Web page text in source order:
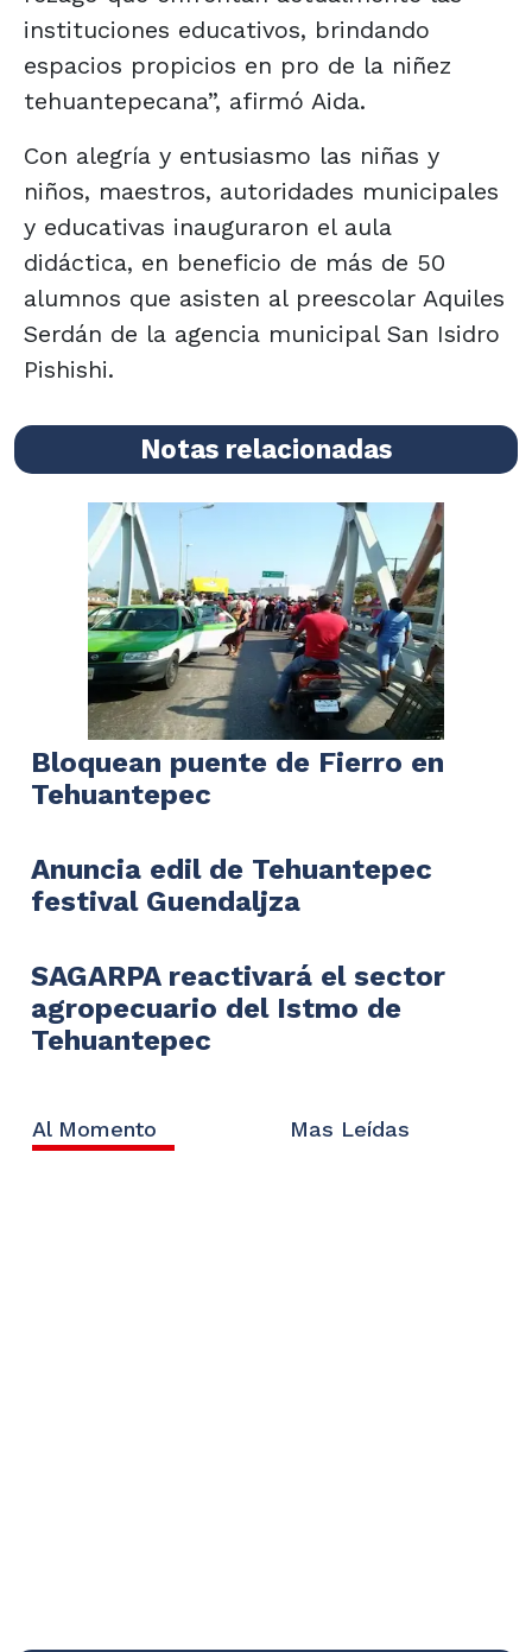
instituciones educativos, brindando
espacios propicios en pro de la niñez
tehuantepecana”, afirmó Aida.
Con alegría y entusiasmo las niñas y
niños, maestros, autoridades municipales
y educativas inauguraron el aula
didáctica, en beneficio de más de 50
alumnos que asisten al preescolar Aquiles
Serdán de la agencia municipal San Isidro
Pishishi.
Notas relacionadas
Bloquean puente de Fierro en
Tehuantepec
Anuncia edil de Tehuantepec
festival Guendaljza
SAGARPA reactivará el sector
agropecuario del Istmo de
Tehuantepec
Al Momento Mas Leídas